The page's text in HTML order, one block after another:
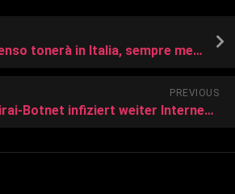
Meteo: il caldo intenso tonerà in Italia, sempre meno dubbi!
PREVIOUS
IoT-Malware: Mirai-Botnet infiziert weiter Internetrouter